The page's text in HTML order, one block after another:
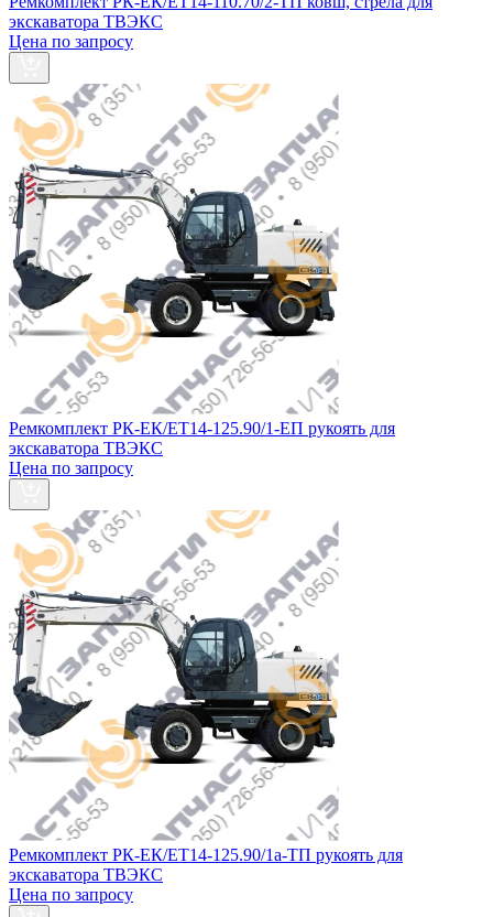
экскаватора ТВЭКС
Цена по запросу
Ремкомплект РК-ЕК/ЕТ14-125.90/1-ЕП рукоять для
экскаватора ТВЭКС
Цена по запросу
Ремкомплект РК-ЕК/ЕТ14-125.90/1а-ТП рукоять для
экскаватора ТВЭКС
Цена по запросу